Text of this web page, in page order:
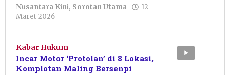
Nusantara Kini, Sorotan Utama
12
Maret 2026
Primanto
Kabar Hukum
Incar Motor ‘Protolan’ di 8 Lokasi,
Komplotan Maling Bersenpi